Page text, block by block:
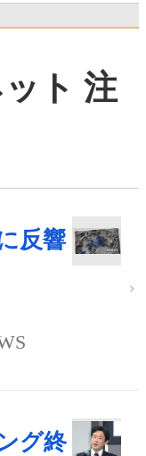
ト 注
反響
グ終